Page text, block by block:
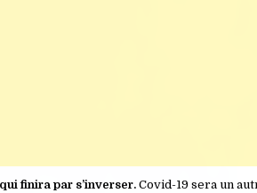
finira par s’inverser. Covid-19 sera un